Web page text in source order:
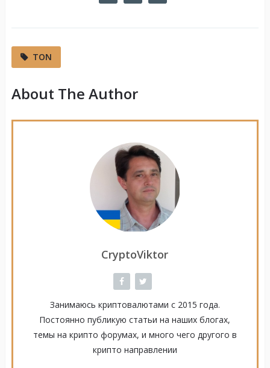
TON
About The Author
CryptoViktor
Занимаюсь криптовалютами с 2015 года.
Постоянно публикую статьи на наших блогах,
темы на крипто форумах, и много чего другого в
крипто направлении